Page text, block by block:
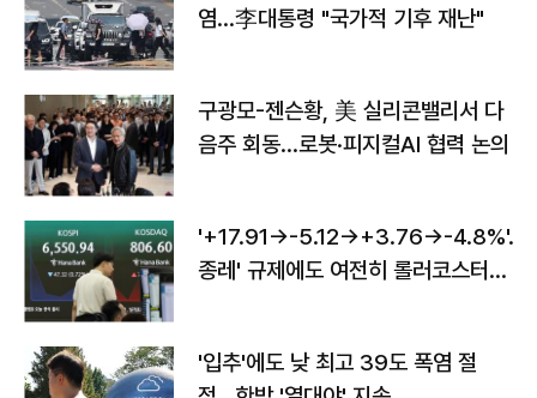
염…李대통령 "국가적 기후 재난"
구광모-젠슨황, 美 실리콘밸리서 다
음주 회동…로봇·피지컬AI 협력 논의
'+17.91→-5.12→+3.76→-4.8%'…'
종레' 규제에도 여전히 롤러코스터
'입추'에도 낮 최고 39도 폭염 절